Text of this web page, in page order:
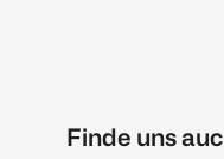
Finde uns